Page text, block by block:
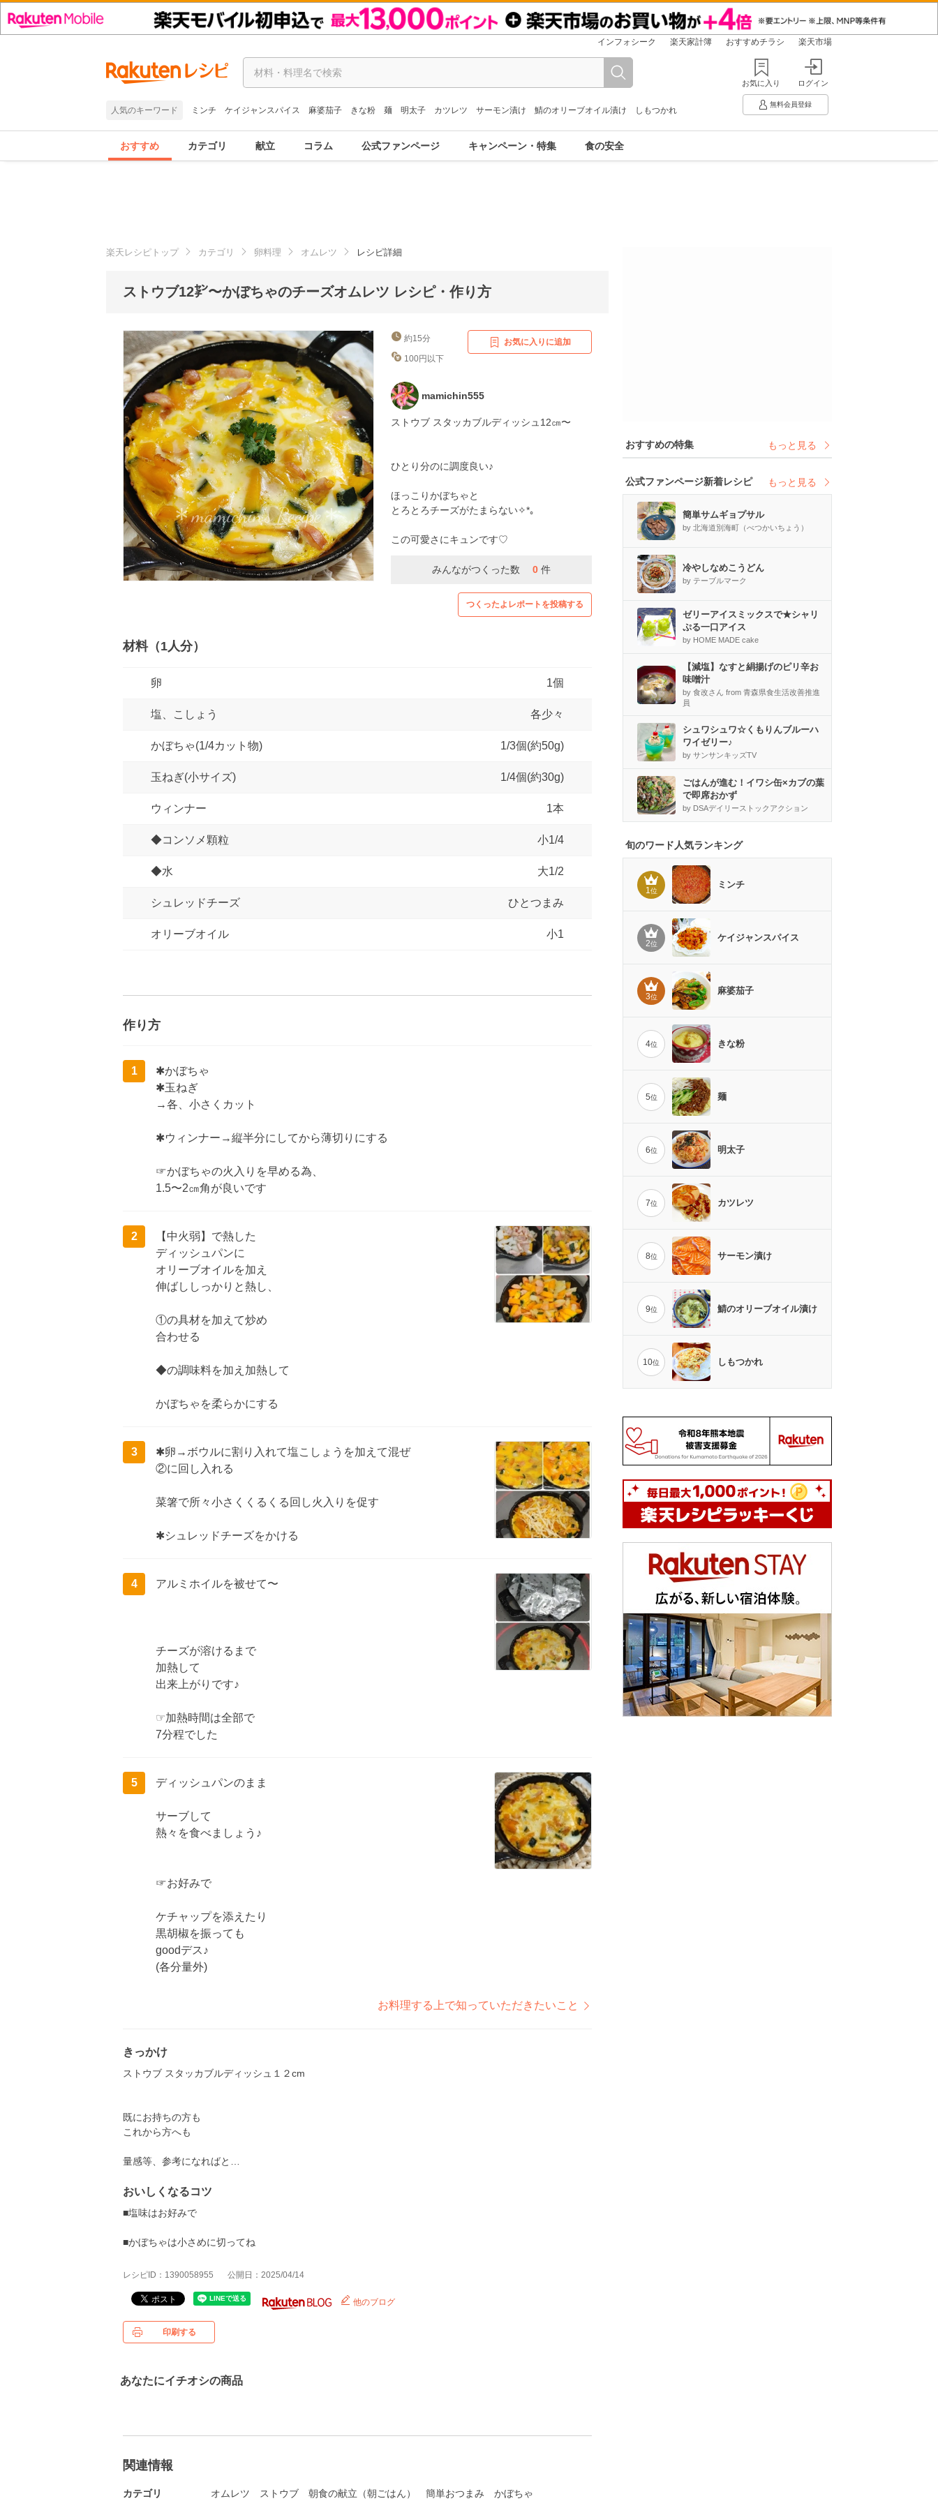
インフォシーク 楽天家計簿 おすすめチラシ 楽天市場
人気のキーワード ミンチ ケイジャンスパイス 麻婆茄子 きな粉 麺 明太子 カツレツ サーモン漬け 鯖のオリーブオイル漬け しもつかれ
お気に入り ログイン
無料会員登録
おすすめ カテゴリ 献立 コラム 公式ファンページ キャンペーン・特集 食の安全
楽天レシピトップ カテゴリ 卵料理 オムレツ レシピ詳細
ストウブ12㌢〜かぼちゃのチーズオムレツ レシピ・作り方
約15分
100円以下
お気に入りに追加
mamichin555
ストウブ スタッカブルディッシュ12㎝〜
ひとり分のに調度良い♪
ほっこりかぼちゃと
とろとろチーズがたまらない✧*｡
この可愛さにキュンです♡
みんながつくった数 0 件
つくったよレポートを投稿する
材料（1人分）
卵 1個
塩、こしょう 各少々
かぼちゃ(1/4カット物) 1/3個(約50g)
玉ねぎ(小サイズ) 1/4個(約30g)
ウィンナー 1本
◆コンソメ顆粒 小1/4
◆水 大1/2
シュレッドチーズ ひとつまみ
オリーブオイル 小1
作り方
1
✱かぼちゃ
✱玉ねぎ
→各、小さくカット
✱ウィンナー→縦半分にしてから薄切りにする
☞かぼちゃの火入りを早める為、
1.5〜2㎝角が良いです
2
【中火弱】で熱した
ディッシュパンに
オリーブオイルを加え
伸ばししっかりと熱し、
①の具材を加えて炒め
合わせる
◆の調味料を加え加熱して
かぼちゃを柔らかにする
3
✱卵→ボウルに割り入れて塩こしょうを加えて混ぜ
②に回し入れる
菜箸で所々小さくくるくる回し火入りを促す
✱シュレッドチーズをかける
4 アルミホイルを被せて〜
チーズが溶けるまで
加熱して
出来上がりです♪
☞加熱時間は全部で
7分程でした
5 ディッシュパンのまま
サーブして
熱々を食べましょう♪
☞お好みで
ケチャップを添えたり
黒胡椒を振っても
goodデス♪
(各分量外)
お料理する上で知っていただきたいこと
きっかけ
ストウブ スタッカブルディッシュ１２cm
既にお持ちの方も
これから方へも
量感等、参考になればと…
おいしくなるコツ
■塩味はお好みで
■かぼちゃは小さめに切ってね
レシピID：1390058955 公開日：2025/04/14
他のブログ
印刷する
あなたにイチオシの商品
関連情報
カテゴリ オムレツ ストウブ 朝食の献立（朝ごはん） 簡単おつまみ かぼちゃ
おすすめの特集 もっと見る
公式ファンページ新着レシピ もっと見る
簡単サムギョプサル
by 北海道別海町（べつかいちょう）
冷やしなめこうどん
by テーブルマーク
ゼリーアイスミックスで★シャリ
ぷる一口アイス
by HOME MADE cake
【減塩】なすと絹揚げのピリ辛お
味噌汁
by 食改さん from 青森県食生活改善推進
員
シュワシュワ☆くもりんブルーハ
ワイゼリー♪
by サンサンキッズTV
ごはんが進む！イワシ缶×カブの葉
で即席おかず
by DSAデイリーストックアクション
旬のワード人気ランキング
1位
ミンチ
2位
ケイジャンスパイス
3位
麻婆茄子
4位 きな粉
5位 麺
6位 明太子
7位 カツレツ
8位 サーモン漬け
9位 鯖のオリーブオイル漬け
10位 しもつかれ